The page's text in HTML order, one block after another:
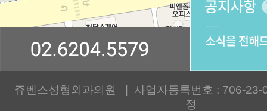
쥬벤스성형외과의원 | 사업자등록번호 : 706-
정